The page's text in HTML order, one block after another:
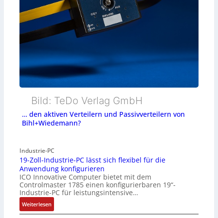
Bild: TeDo Verlag GmbH
… den aktiven Verteilern und Passivverteilern von
Bihl+Wiedemann?
Industrie-PC
19-Zoll-Industrie-PC lässt sich flexibel für die
Anwendung konfigurieren
ICO Innovative Computer bietet mit dem
Controlmaster 1785 einen konfigurierbaren 19“-
Industrie-PC für leistungsintensive…
Weiterlesen:
1